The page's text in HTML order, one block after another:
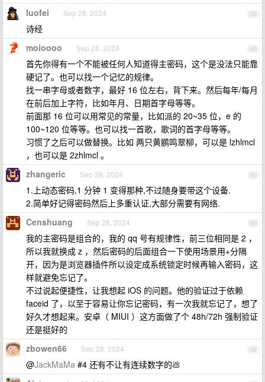
39
luofei Sep 28, 2024
诗经
40
moioooo Sep 28, 2024
首先你得有一个不能被任何人知道得主密码，这个是没法只能靠
硬记了。也可以找一个记忆的规律。
找一串字母或者数字，最好 16 位左右，背下来。然后每年/每月
在前后加上字符，比如年月、日期首字母等等。
前面那 16 位可以用常见的常量，比如派的 20~35 位，e 的
100~120 位等等。也可以找一首歌，歌词的首字母等等。
习惯了之后可以做替换。比如 两只黄鹂鸣翠柳，可以是 lzhlmcl
，也可以是 2zhlmcl 。
41
zhangeric Sep 28, 2024
1.上动态密码,1 分钟 1 变得那种,不过随身要带这个设备.
2.简单好记得密码然后上多重认证,大部分需要有网络.
42
Censhuang Sep 28, 2024
我的主密码是组合的，我的 qq 号有规律性，前三位相同是 2 ，
所以我就换成 z ，然后密码的后面组合一下使用场景用+分隔
开，因为是浏览器插件所以设定成系统锁定时候再输入密码，这
样就避免忘记了。
不过说起便捷性，让我想起 iOS 的问题。他的验证过于依赖
faceid 了，以至于容易让你忘记密码，有一次我就忘记了，想了
好久才想起来。安卓（ MIUI ）这方面做了个 48h/72h 强制验证
还是挺好的
43
zbowen66 Sep 28, 2024
@JackMaMa #4 还有不让有连续数字的💩